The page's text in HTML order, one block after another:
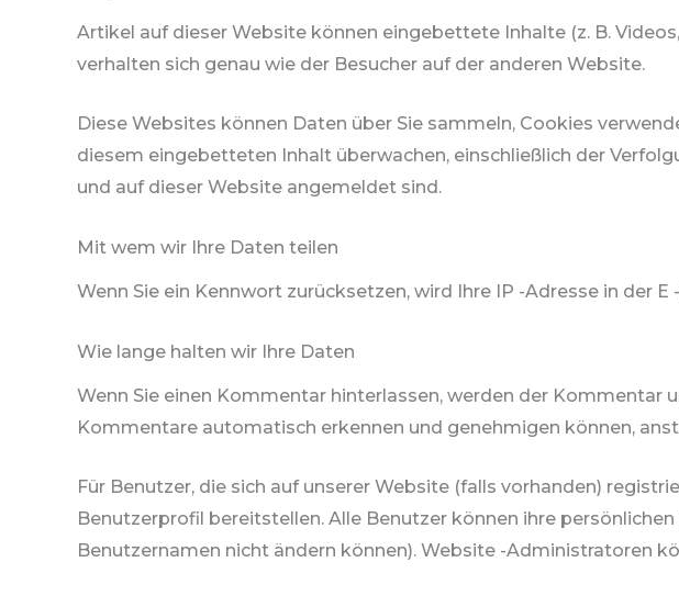
Artikel auf dieser Website können eingebettete Inhalte (z. B.
verhalten sich genau wie der Besucher auf der anderen Website.
Diese Websites können Daten über Sie sammeln, Cookies
diesem eingebetteten Inhalt überwachen, einschließlich der
und auf dieser Website angemeldet sind.
Mit wem wir Ihre Daten teilen
Wenn Sie ein Kennwort zurücksetzen, wird Ihre IP -Adresse in der
Wie lange halten wir Ihre Daten
Wenn Sie einen Kommentar hinterlassen, werden der Kommentar
Kommentare automatisch erkennen und genehmigen können,
Für Benutzer, die sich auf unserer Website (falls vorhanden)
Benutzerprofil bereitstellen. Alle Benutzer können ihre
Benutzernamen nicht ändern können). Website -Administratoren